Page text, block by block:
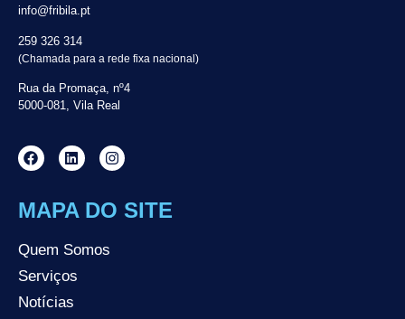
info@fribila.pt
259 326 314
(Chamada para a rede fixa nacional)
Rua da Promaça, nº4
5000-081, Vila Real
MAPA DO SITE
Quem Somos
Serviços
Notícias